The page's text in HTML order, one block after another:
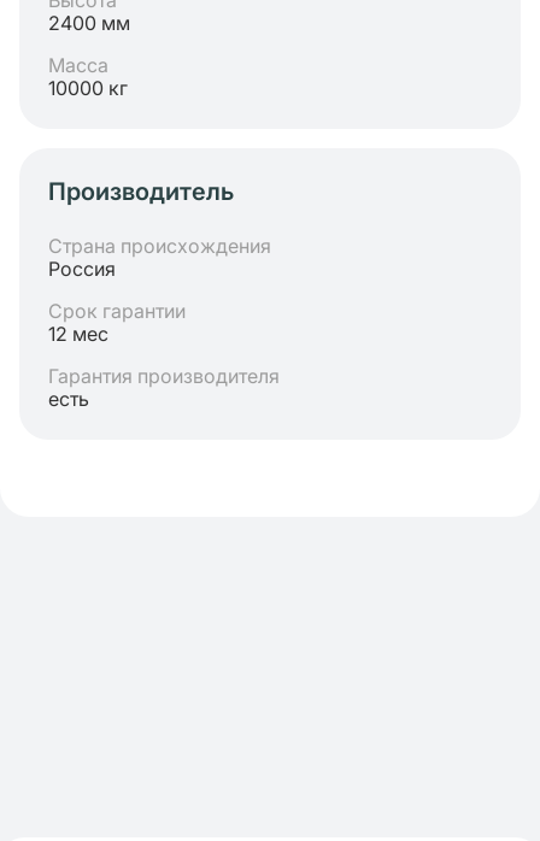
2400 мм
Масса
10000 кг
Производитель
Страна происхождения
Россия
Срок гарантии
12 мес
Гарантия производителя
есть